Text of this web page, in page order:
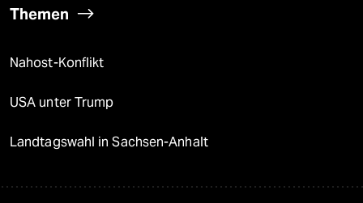
Themen
Nahost-Konflikt
USA unter Trump
Landtagswahl in Sachsen-Anhalt